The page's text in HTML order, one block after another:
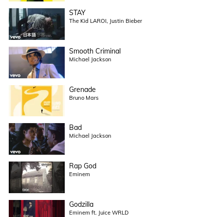
STAY
The Kid LAROI, Justin Bieber
Smooth Criminal
Michael Jackson
Grenade
Bruno Mars
Bad
Michael Jackson
Rap God
Eminem
Godzilla
Eminem ft. Juice WRLD